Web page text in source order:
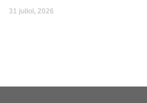
31 juliol, 2026